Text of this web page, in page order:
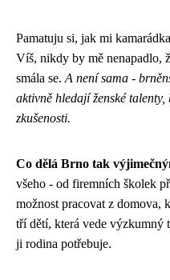
Pamatuju si, jak mi
Víš, nikdy by mě nenapadlo,
smála se. A není sama -
aktivně hledají ženské
zkušenosti.
Co dělá Brno tak
všeho - od firemních školek
možnost pracovat z domova,
tří dětí, která vede výzkumný
ji rodina potřebuje.